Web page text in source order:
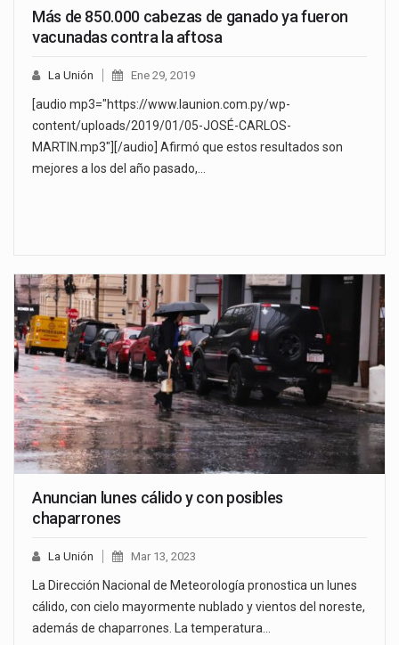
Más de 850.000 cabezas de ganado ya fueron
vacunadas contra la aftosa
La Unión Ene 29, 2019
[audio mp3="https://www.launion.com.py/wp-
content/uploads/2019/01/05-JOSÉ-CARLOS-
MARTIN.mp3"][/audio] Afirmó que estos resultados son
mejores a los del año pasado,…
Anuncian lunes cálido y con posibles
chaparrones
La Unión Mar 13, 2023
La Dirección Nacional de Meteorología pronostica un lunes
cálido, con cielo mayormente nublado y vientos del noreste,
además de chaparrones. La temperatura…